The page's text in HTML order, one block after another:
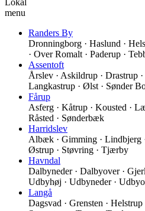
menu
Randers By
Dronningborg · Haslund ·
· Over Romalt · Paderup ·
Assentoft
Årslev · Askildrup · Drastrup
Langkastrup · Ølst · Sønder
Fårup
Asferg · Kåtrup · Kousted ·
Råsted · Sønderbæk
Harridslev
Albæk · Gimming · Lindbjerg
Østrup · Støvring · Tjærby
Havndal
Dalbyneder · Dalbyover ·
Udbyhøj · Udbyneder ·
Langå
Dagsvad · Grensten ·